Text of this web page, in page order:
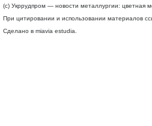
(c) Укррудпром — новости металлургии: цветная
При цитировании и использовании материалов
Сделано в miavia estudia.